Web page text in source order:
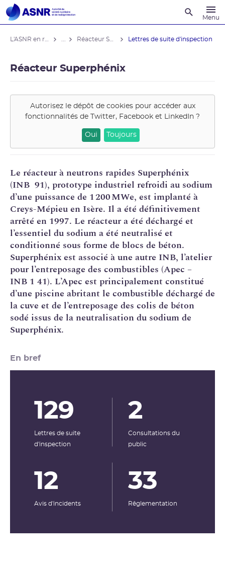
Menu
Lettres de suite d'inspection
Réacteur Superphénix
Autorisez le dépôt de cookies pour accéder aux
fonctionnalités de Twitter, Facebook et LinkedIn ?
Oui Toujours
Le réacteur àneutrons rapides Superphénix
(INB 91), prototype industriel refroidi au sodium
d’une puissance de 1 200 MWe, est implanté à
Creys-Mépieu en Isère. Il a été définitivement
arrêté en 1997. Le réacteur a été déchargé et
l’essentiel du sodium a été neutralisé et
conditionné sous forme de blocs de béton.
Superphénix est associé à une autre INB, l’atelier
pour l’entreposage des combustibles (Apec –
INB 1 41). L’Apec est principalement constitué
d’une piscine abritant le combustible déchargé de
la cuve et de l’entreposage des colis de béton
sodé issus de la neutralisation du sodium de
Superphénix.
En bref
129
Lettres de suite
d'inspection
2
Consultations du
public
12
Avis d'incidents
33
Rêglementation